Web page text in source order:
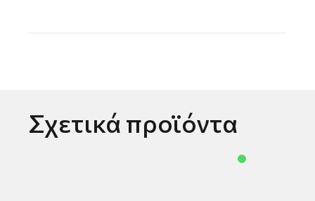
Σχετικά προϊόντα